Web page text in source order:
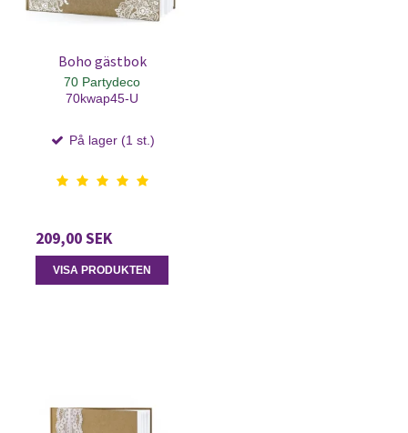
Boho gästbok
70 Partydeco
70kwap45-U
På lager (1 st.)
209,00 SEK
VISA PRODUKTEN